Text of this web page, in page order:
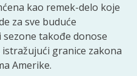
kao remek-delo koje
za sve buduće
takođe donose
granice zakona
Amerike.